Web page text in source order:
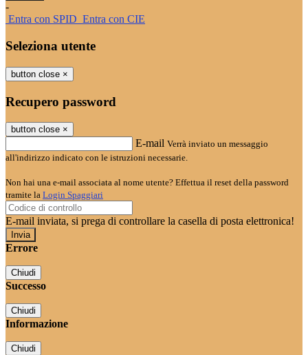
-
Entra con SPID Entra con CIE
Seleziona utente
button close ×
Recupero password
button close ×
E-mail Verrà inviato un messaggio
all'indirizzo indicato con le istruzioni necessarie.
Non hai una e-mail associata al nome utente? Effettua il reset della password
tramite la Login Spaggiari
E-mail inviata, si prega di controllare la casella di posta elettronica!
Errore
Chiudi
Successo
Chiudi
Informazione
Chiudi